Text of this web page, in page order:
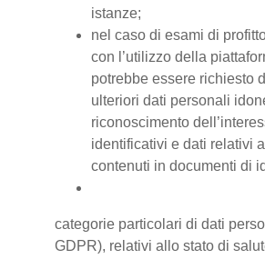
istanze;
nel caso di esami di
con l’utilizzo della
potrebbe essere richiesto
ulteriori dati personali
riconoscimento
identificativi e dati relativi
contenuti in documenti di
categorie particolari di dati
GDPR), relativi allo stato di